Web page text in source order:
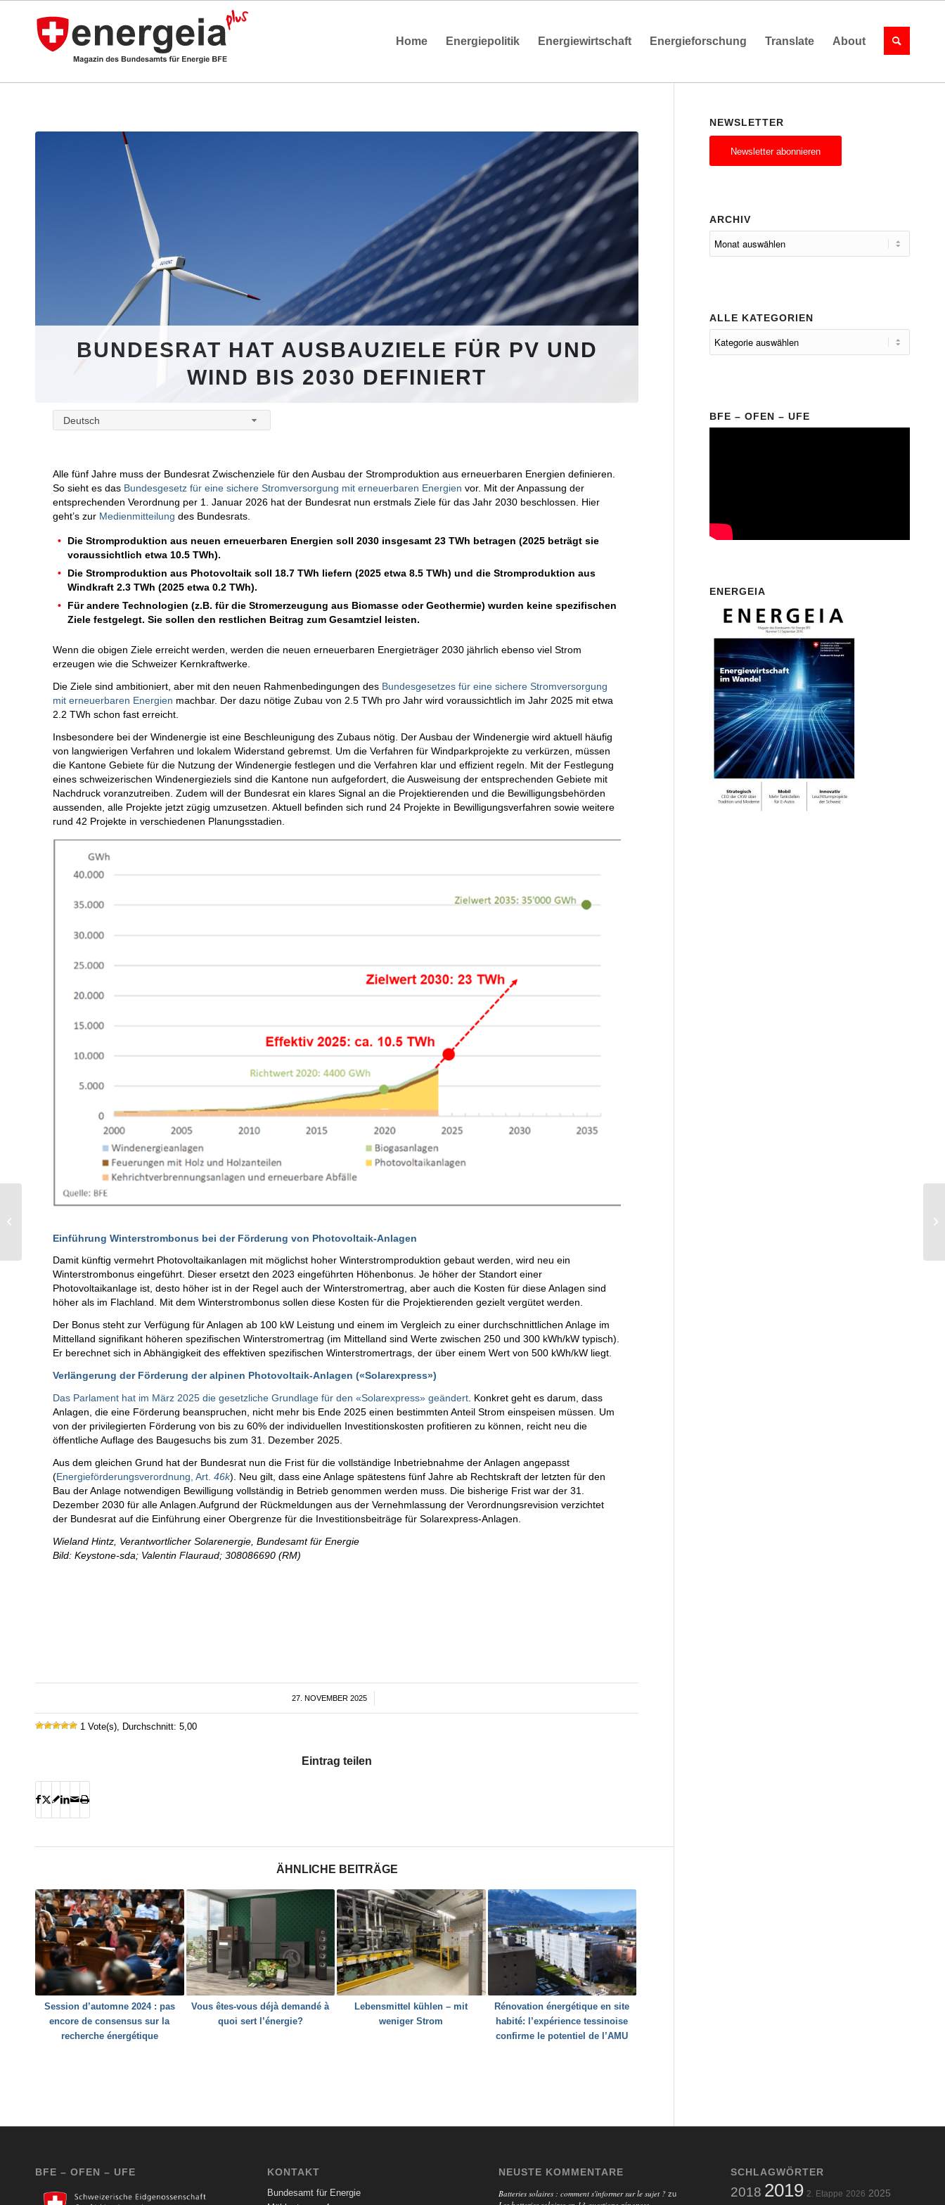
Home Energiepolitik Energiewirtschaft Energieforschung Translate About
BUNDESRAT HAT AUSBAUZIELE FÜR PV UND
WIND BIS 2030 DEFINIERT
Deutsch
Alle fünf Jahre muss der Bundesrat Zwischenziele für den Ausbau der Stromproduktion aus erneuerbaren Energien definieren.
So sieht es das Bundesgesetz für eine sichere Stromversorgung mit erneuerbaren Energien vor. Mit der Anpassung der
entsprechenden Verordnung per 1. Januar 2026 hat der Bundesrat nun erstmals Ziele für das Jahr 2030 beschlossen. Hier
geht’s zur Medienmitteilung des Bundesrats.
Die Stromproduktion aus neuen erneuerbaren Energien soll 2030 insgesamt 23 TWh betragen (2025 beträgt sie
voraussichtlich etwa 10.5 TWh).
Die Stromproduktion aus Photovoltaik soll 18.7 TWh liefern (2025 etwa 8.5 TWh) und die Stromproduktion aus
Windkraft 2.3 TWh (2025 etwa 0.2 TWh).
Für andere Technologien (z.B. für die Stromerzeugung aus Biomasse oder Geothermie) wurden keine spezifischen
Ziele festgelegt. Sie sollen den restlichen Beitrag zum Gesamtziel leisten.
Wenn die obigen Ziele erreicht werden, werden die neuen erneuerbaren Energieträger 2030 jährlich ebenso viel Strom
erzeugen wie die Schweizer Kernkraftwerke.
Die Ziele sind ambitioniert, aber mit den neuen Rahmenbedingungen des Bundesgesetzes für eine sichere Stromversorgung
mit erneuerbaren Energien machbar. Der dazu nötige Zubau von 2.5 TWh pro Jahr wird voraussichtlich im Jahr 2025 mit etwa
2.2 TWh schon fast erreicht.
Insbesondere bei der Windenergie ist eine Beschleunigung des Zubaus nötig. Der Ausbau der Windenergie wird aktuell häufig
von langwierigen Verfahren und lokalem Widerstand gebremst. Um die Verfahren für Windparkprojekte zu verkürzen, müssen
die Kantone Gebiete für die Nutzung der Windenergie festlegen und die Verfahren klar und effizient regeln. Mit der Festlegung
eines schweizerischen Windenergieziels sind die Kantone nun aufgefordert, die Ausweisung der entsprechenden Gebiete mit
Nachdruck voranzutreiben. Zudem will der Bundesrat ein klares Signal an die Projektierenden und die Bewilligungsbehörden
aussenden, alle Projekte jetzt zügig umzusetzen. Aktuell befinden sich rund 24 Projekte in Bewilligungsverfahren sowie weitere
rund 42 Projekte in verschiedenen Planungsstadien.
Einführung Winterstrombonus bei der Förderung von Photovoltaik-Anlagen
Damit künftig vermehrt Photovoltaikanlagen mit möglichst hoher Winterstromproduktion gebaut werden, wird neu ein
Winterstrombonus eingeführt. Dieser ersetzt den 2023 eingeführten Höhenbonus. Je höher der Standort einer
Photovoltaikanlage ist, desto höher ist in der Regel auch der Winterstromertrag, aber auch die Kosten für diese Anlagen sind
höher als im Flachland. Mit dem Winterstrombonus sollen diese Kosten für die Projektierenden gezielt vergütet werden.
Der Bonus steht zur Verfügung für Anlagen ab 100 kW Leistung und einem im Vergleich zu einer durchschnittlichen Anlage im
Mittelland signifikant höheren spezifischen Winterstromertrag (im Mittelland sind Werte zwischen 250 und 300 kWh/kW typisch).
Er berechnet sich in Abhängigkeit des effektiven spezifischen Winterstromertrags, der über einem Wert von 500 kWh/kW liegt.
Verlängerung der Förderung der alpinen Photovoltaik-Anlagen («Solarexpress»)
Das Parlament hat im März 2025 die gesetzliche Grundlage für den «Solarexpress» geändert . Konkret geht es darum, dass
Anlagen, die eine Förderung beanspruchen, nicht mehr bis Ende 2025 einen bestimmten Anteil Strom einspeisen müssen. Um
von der privilegierten Förderung von bis zu 60% der individuellen Investitionskosten profitieren zu können, reicht neu die
öffentliche Auflage des Baugesuchs bis zum 31. Dezember 2025.
Aus dem gleichen Grund hat der Bundesrat nun die Frist für die vollständige Inbetriebnahme der Anlagen angepasst
(Energieförderungsverordnung, Art. 46k). Neu gilt, dass eine Anlage spätestens fünf Jahre ab Rechtskraft der letzten für den
Bau der Anlage notwendigen Bewilligung vollständig in Betrieb genommen werden muss. Die bisherige Frist war der 31.
Dezember 2030 für alle Anlagen.Aufgrund der Rückmeldungen aus der Vernehmlassung der Verordnungsrevision verzichtet
der Bundesrat auf die Einführung einer Obergrenze für die Investitionsbeiträge für Solarexpress-Anlagen.
Wieland Hintz, Verantwortlicher Solarenergie, Bundesamt für Energie
Bild: Keystone-sda; Valentin Flauraud; 308086690 (RM)
27. NOVEMBER 2025
/
1 Vote(s), Durchschnitt: 5,00
Eintrag teilen
ÄHNLICHE BEITRÄGE
Session d’automne 2024 : pas
encore de consensus sur la
recherche énergétique
Vous êtes-vous déjà demandé à
quoi sert l’énergie?
Lebensmittel kühlen – mit
weniger Strom
Rénovation énergétique en site
habité: l’expérience tessinoise
confirme le potentiel de l’AMU
NEWSLETTER
Newsletter abonnieren
ARCHIV
ALLE KATEGORIEN
BFE – OFEN – UFE
ENERGEIA
BFE – OFEN – UFE KONTAKT
Bundesamt für Energie
NEUSTE KOMMENTARE
Batteries solaires : comment s'informer sur le sujet ? zu
SCHLAGWÖRTER
2018 2019 2. Etappe 2026 2025